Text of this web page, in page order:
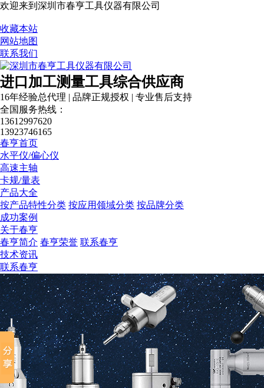
欢迎来到深圳市春亨工具仪器有限公司
收藏本站
网站地图
联系我们
进口加工测量工具综合供应商
16年经验总代理 | 品牌正规授权 | 专业售后支持
全国服务热线：
13612997620
13923746165
春亨首页
水平仪/偏心仪
高速主轴
卡规/量表
产品大全
按产品特性分类 按应用领域分类 按品牌分类
成功案例
关于春亨
春亨简介 春亨荣誉 联系春亨
技术资讯
联系春亨
营业执照
组织机构代码证